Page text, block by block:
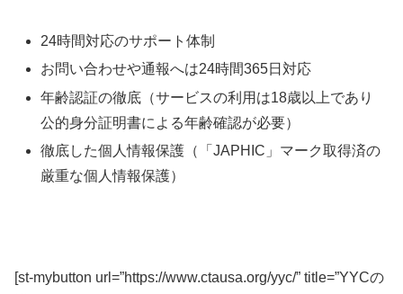
24時間対応のサポート体制
お問い合わせや通報へは24時間365日対応
年齢認証の徹底（サービスの利用は18歳以上であり
公的身分証明書による年齢確認が必要）
徹底した個人情報保護（「JAPHIC」マーク取得済の
厳重な個人情報保護）
[st-mybutton url=”https://www.ctausa.org/yyc/” title=”YYCの